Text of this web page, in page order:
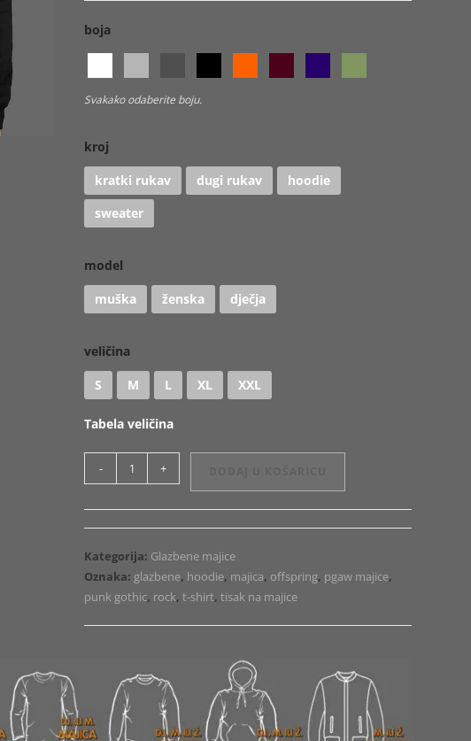
boja
Svakako odaberite boju.
kroj
kratki rukav
dugi rukav
hoodie
sweater
model
muška
ženska dječja
veličina
S
M L XL XXL
Tabela veličina
ili
Hoodie
Offspring
Logo
Color
količina
- +
Kategorija: Glazbene majice
Oznaka: glazbene, hoodie, majica, offspring, pgaw majice,
punk gothic, rock,t-shirt,tisak na majice